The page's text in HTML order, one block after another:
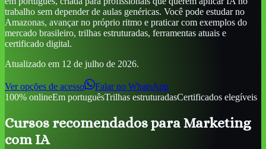
trabalho sem depender de aulas genéricas. Você pode estudarno
Amazonas, avançar no próprio ritmo e praticar com exemplos do
mercado brasileiro, trilhas estruturadas, ferramentas atuais e
certificado digital.
Atualizado em 12 de julho de 2026.
Ver opções de acesso
Falar no WhatsApp
100% onlineEm portuguêsTrilhas estruturadasCertificados elegíveis
Cursos recomendados paraMarketing
com IA